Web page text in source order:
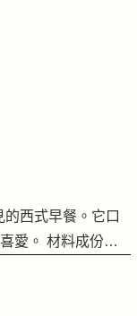
西式早餐。它口
愛。 材料成份…